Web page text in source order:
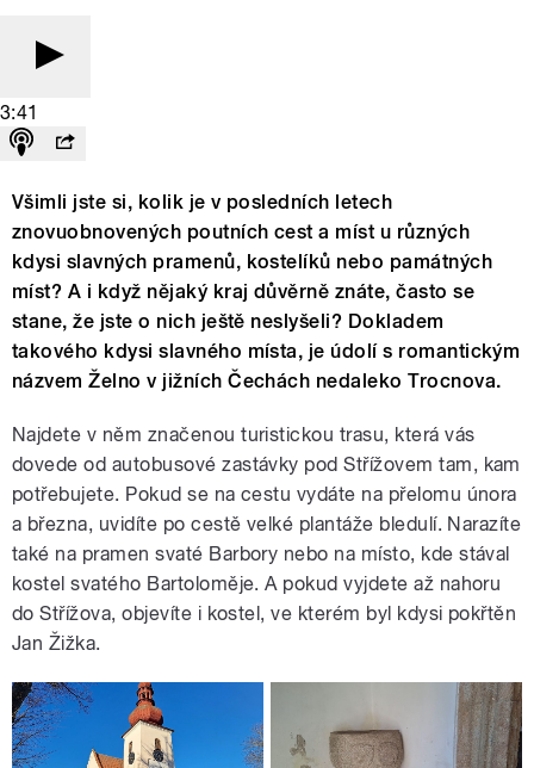
3:41
Všimli jste si, kolik je v posledních letech
znovuobnovených poutních cest a míst u různých
kdysi slavných pramenů, kostelíků nebo památných
míst? A i když nějaký kraj důvěrně znáte, často se
stane, že jste o nich ještě neslyšeli? Dokladem
takového kdysi slavného místa, je údolí s romantickým
názvem Želno v jižních Čechách nedaleko Trocnova.
Najdete v něm značenou turistickou trasu, která vás
dovede od autobusové zastávky pod Střížovem tam, kam
potřebujete. Pokud se na cestu vydáte na přelomu února
a března, uvidíte po cestě velké plantáže bledulí. Narazíte
také na pramen svaté Barbory nebo na místo, kde stával
kostel svatého Bartoloměje. A pokud vyjdete až nahoru
do Střížova, objevíte i kostel, ve kterém byl kdysi pokřtěn
Jan Žižka.